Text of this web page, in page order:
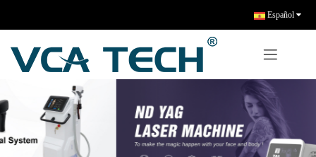
Español